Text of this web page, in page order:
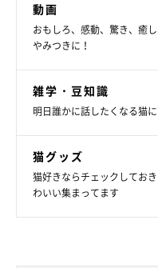
動画
おもしろ、感動、驚き、癒
やみつきに！
雑学・豆知識
明日誰かに話したくなる猫
猫グッズ
猫好きならチェックしてお
わいい集まってます